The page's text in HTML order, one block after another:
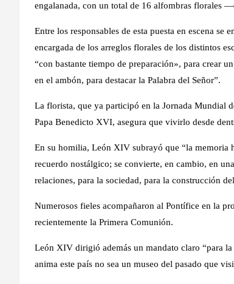
engalanada, con un total de 16 alfombras florales
Entre los responsables de esta puesta en escena se
encargada de los arreglos florales de los distintos
“con bastante tiempo de preparación», para crear
en el ambón, para destacar la Palabra del Señor”.
La florista, que ya participó en la Jornada Mundial
Papa Benedicto XVI, asegura que vivirlo desde
En su homilia, León XIV subrayó que “la memoria
recuerdo nostálgico; se convierte, en cambio, en
relaciones, para la sociedad, para la construcción
Numerosos fieles acompañaron al Pontífice en la
recientemente la Primera Comunión.
León XIV dirigió además un mandato claro “para
anima este país no sea un museo del pasado que